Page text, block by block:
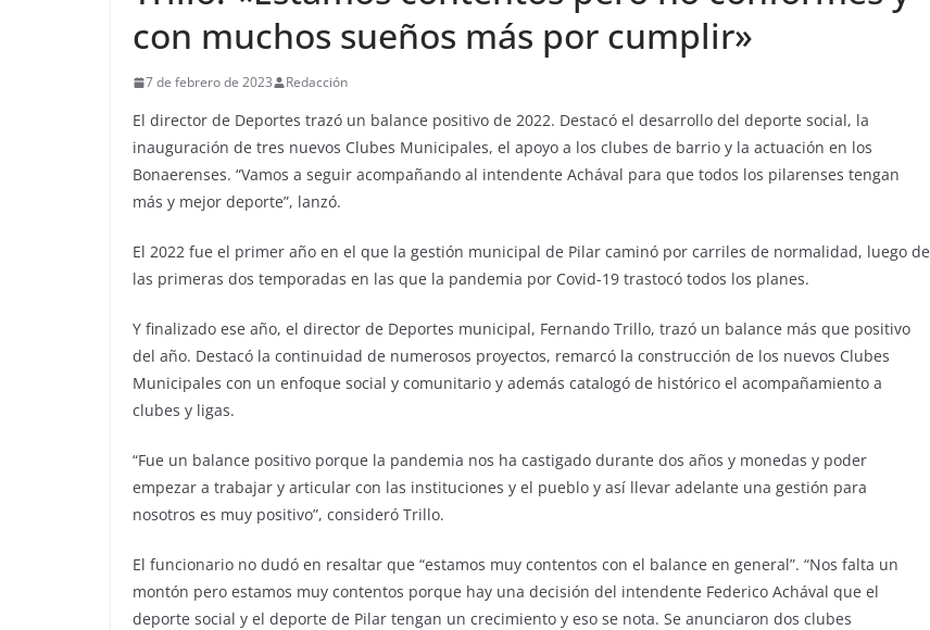
con muchos sueños más por cumplir»
7 de febrero de 2023 Redacción
El director de Deportes trazó un balance positivo de 2022. Destacó el desarrollo del deporte social, la
inauguración de tres nuevos Clubes Municipales, el apoyo a los clubes de barrio y la actuación en los
Bonaerenses. “Vamos a seguir acompañando al intendente Achával para que todos los pilarenses tengan
más y mejor deporte”, lanzó.
El 2022 fue el primer año en el que la gestión municipal de Pilar caminó por carriles de normalidad, luego de
las primeras dos temporadas en las que la pandemia por Covid-19 trastocó todos los planes.
Y finalizado ese año, el director de Deportes municipal, Fernando Trillo, trazó un balance más que positivo
del año. Destacó la continuidad de numerosos proyectos, remarcó la construcción de los nuevos Clubes
Municipales con un enfoque social y comunitario y además catalogó de histórico el acompañamiento a
clubes y ligas.
“Fue un balance positivo porque la pandemia nos ha castigado durante dos años y monedas y poder
empezar a trabajar y articular con las instituciones y el pueblo y así llevar adelante una gestión para
nosotros es muy positivo”, consideró Trillo.
El funcionario no dudó en resaltar que “estamos muy contentos con el balance en general”. “Nos falta un
montón pero estamos muy contentos porque hay una decisión del intendente Federico Achával que el
deporte social y el deporte de Pilar tengan un crecimiento y eso se nota. Se anunciaron dos clubes